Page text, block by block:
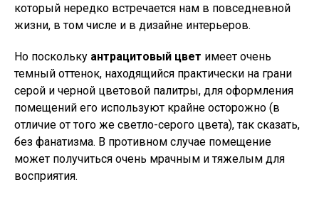
который нередко встречается нам в повседневной
жизни, в том числе и в дизайне интерьеров.
Но поскольку антрацитовый цвет имеет очень
темный оттенок, находящийся практически на грани
серой и черной цветовой палитры, для оформления
помещений его используют крайне осторожно (в
отличие от того же светло-серого цвета), так сказать,
без фанатизма. В противном случае помещение
может получиться очень мрачным и тяжелым для
восприятия.